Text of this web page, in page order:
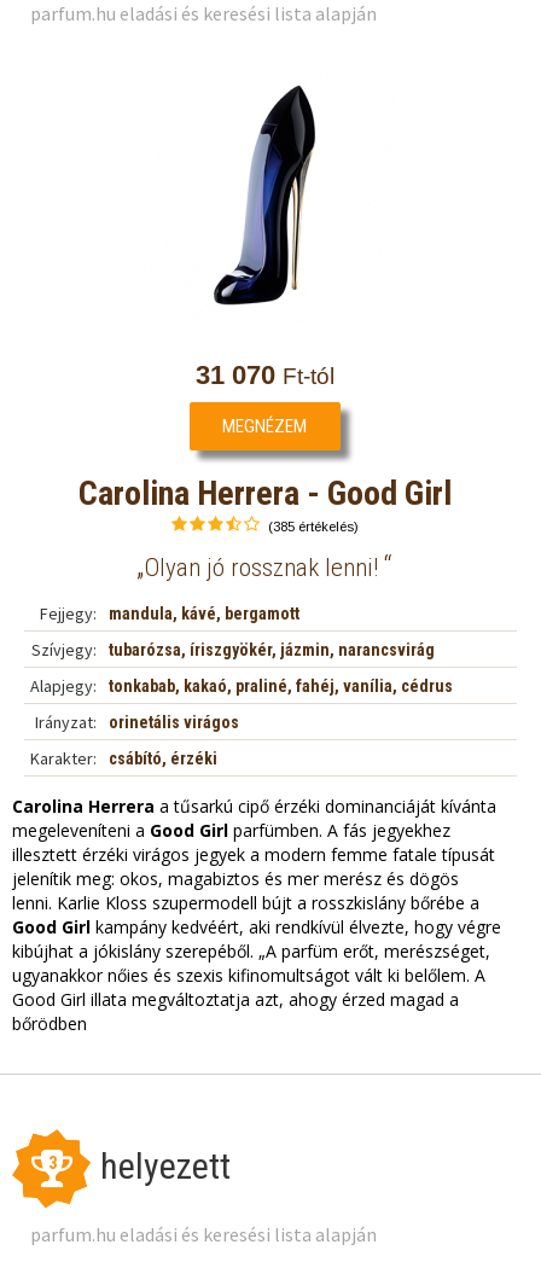
parfum.hu eladási és keresési lista alapján
31 070 Ft-tól
MEGNÉZEM
Carolina Herrera - Good Girl
(385 értékelés)
„Olyan jó rossznak lenni! “
Fejjegy: mandula, kávé, bergamott
Szívjegy: tubarózsa, íriszgyökér, jázmin, narancsvirág
Alapjegy: tonkabab, kakaó, praliné, fahéj, vanília, cédrus
Irányzat: orinetális virágos
Karakter: csábító, érzéki
Carolina Herrera a tűsarkú cipő érzéki dominanciáját kívánta
megeleveníteni a Good Girl parfümben. A fás jegyekhez
illesztett érzéki virágos jegyek a modern femme fatale típusát
jelenítik meg: okos, magabiztos és mer merész és dögös
lenni. Karlie Kloss szupermodell bújt a rosszkislány bőrébe a
Good Girl kampány kedvéért, aki rendkívül élvezte, hogy végre
kibújhat a jókislány szerepéből. „A parfüm erőt, merészséget,
ugyanakkor nőies és szexis kifinomultságot vált ki belőlem. A
Good Girl illata megváltoztatja azt, ahogy érzed magad a
bőrödben
3 helyezett
parfum.hu eladási és keresési lista alapján